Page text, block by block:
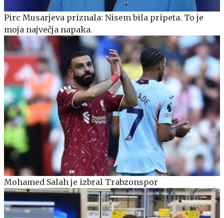
Pirc Musarjeva priznala: Nisem bila pripeta. To je
moja največja napaka.
Mohamed Salah je izbral Trabzonspor